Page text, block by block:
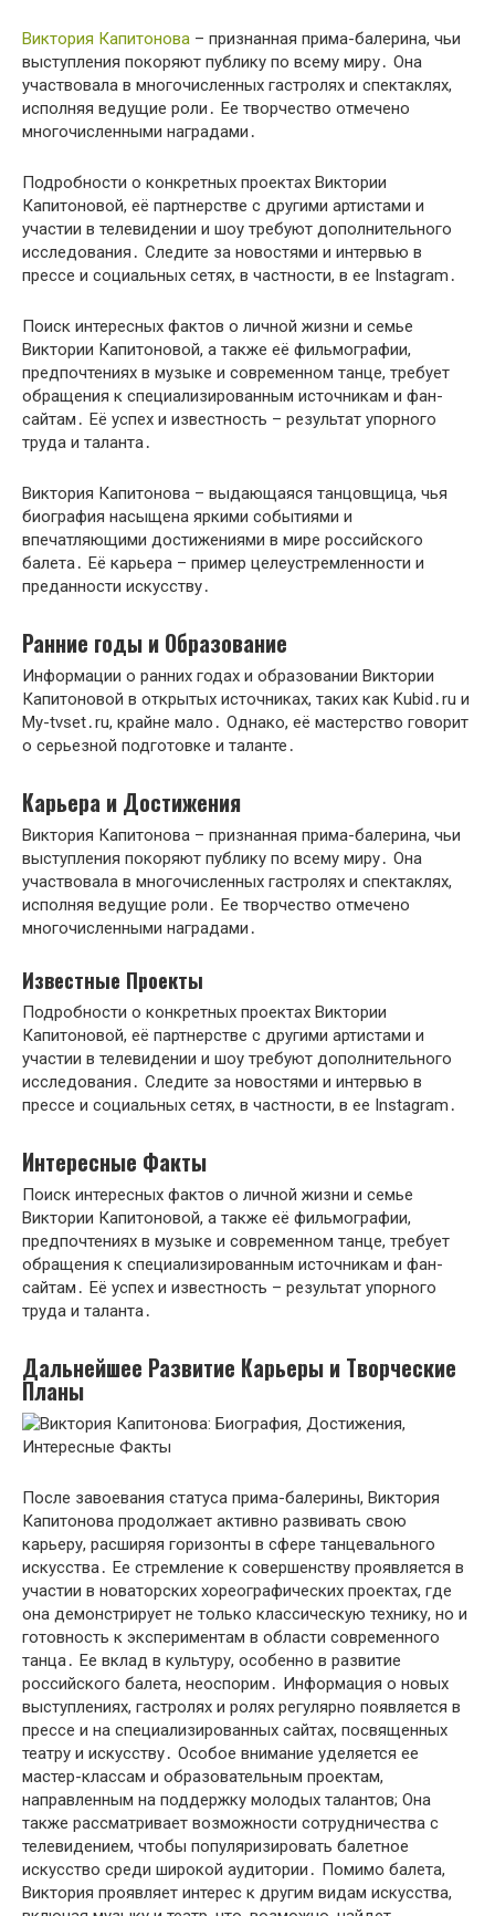
Виктория Капитонова – признанная прима-балерина, чьи
выступления покоряют публику по всему миру․ Она
участвовала в многочисленных гастролях и спектаклях,
исполняя ведущие роли․ Ее творчество отмечено
многочисленными наградами․
Подробности о конкретных проектах Виктории
Капитоновой, её партнерстве с другими артистами и
участии в телевидении и шоу требуют дополнительного
исследования․ Следите за новостями и интервью в
прессе и социальных сетях, в частности, в ее Instagram․
Поиск интересных фактов о личной жизни и семье
Виктории Капитоновой, а также её фильмографии,
предпочтениях в музыке и современном танце, требует
обращения к специализированным источникам и фан-
сайтам․ Её успех и известность – результат упорного
труда и таланта․
Виктория Капитонова – выдающаяся танцовщица, чья
биография насыщена яркими событиями и
впечатляющими достижениями в мире российского
балета․ Её карьера – пример целеустремленности и
преданности искусству․
Ранние годы и Образование
Информации о ранних годах и образовании Виктории
Капитоновой в открытых источниках, таких как Kubid․ru и
My-tvset․ru, крайне мало․ Однако, её мастерство говорит
о серьезной подготовке и таланте․
Карьера и Достижения
Виктория Капитонова – признанная прима-балерина, чьи
выступления покоряют публику по всему миру․ Она
участвовала в многочисленных гастролях и спектаклях,
исполняя ведущие роли․ Ее творчество отмечено
многочисленными наградами․
Известные Проекты
Подробности о конкретных проектах Виктории
Капитоновой, её партнерстве с другими артистами и
участии в телевидении и шоу требуют дополнительного
исследования․ Следите за новостями и интервью в
прессе и социальных сетях, в частности, в ее Instagram․
Интересные Факты
Поиск интересных фактов о личной жизни и семье
Виктории Капитоновой, а также её фильмографии,
предпочтениях в музыке и современном танце, требует
обращения к специализированным источникам и фан-
сайтам․ Её успех и известность – результат упорного
труда и таланта․
Дальнейшее Развитие Карьеры и Творческие
Планы
После завоевания статуса прима-балерины, Виктория
Капитонова продолжает активно развивать свою
карьеру, расширяя горизонты в сфере танцевального
искусства․ Ее стремление к совершенству проявляется в
участии в новаторских хореографических проектах, где
она демонстрирует не только классическую технику, но и
готовность к экспериментам в области современного
танца․ Ее вклад в культуру, особенно в развитие
российского балета, неоспорим․ Информация о новых
выступлениях, гастролях и ролях регулярно появляется в
прессе и на специализированных сайтах, посвященных
театру и искусству․ Особое внимание уделяется ее
мастер-классам и образовательным проектам,
направленным на поддержку молодых талантов; Она
также рассматривает возможности сотрудничества с
телевидением, чтобы популяризировать балетное
искусство среди широкой аудитории․ Помимо балета,
Виктория проявляет интерес к другим видам искусства,